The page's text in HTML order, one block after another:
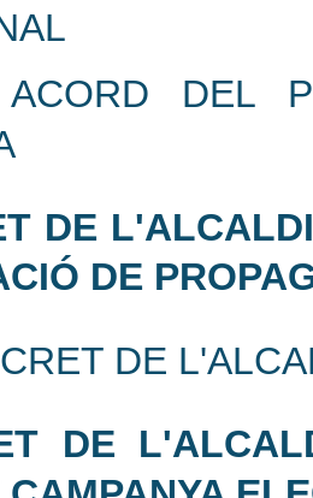
DEL
DE
DE
DE
DE